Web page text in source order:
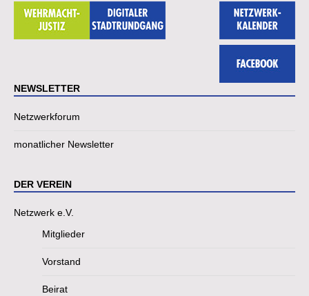
NEWSLETTER
Netzwerkforum
monatlicher Newsletter
DER VEREIN
Netzwerk e.V.
Mitglieder
Vorstand
Beirat